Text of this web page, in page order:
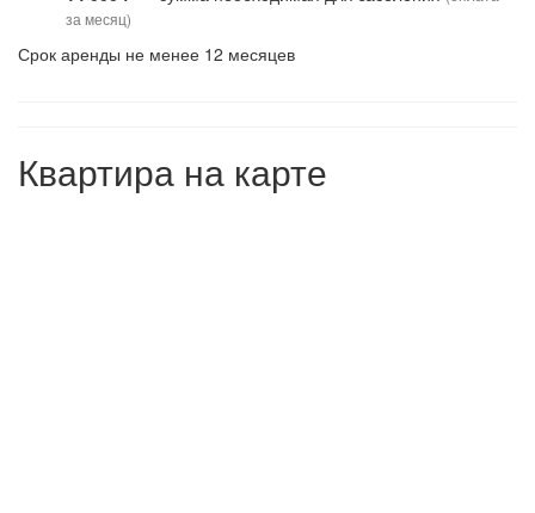
за месяц)
Срок аренды не менее 12 месяцев
Квартира на карте